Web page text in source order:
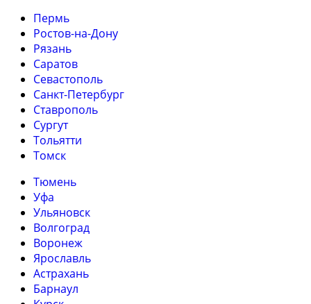
Пермь
Ростов-на-Дону
Рязань
Саратов
Севастополь
Санкт-Петербург
Ставрополь
Сургут
Тольятти
Томск
Тюмень
Уфа
Ульяновск
Волгоград
Воронеж
Ярославль
Астрахань
Барнаул